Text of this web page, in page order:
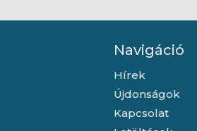
Navigáció
Hírek
Újdonságok
Kapcsolat